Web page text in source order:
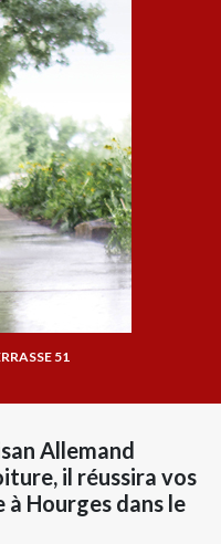
51
Allemand
il réussira vos
Hourges dans le